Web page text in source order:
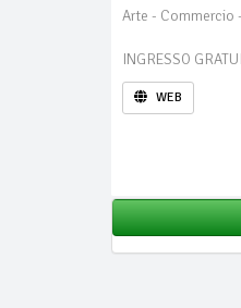
Arte - Commercio
INGRESSO
WEB